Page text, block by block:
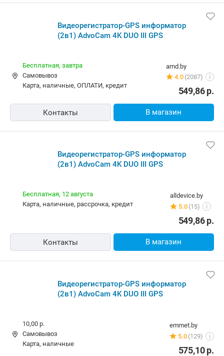
Видеорегистратор-GPS информатор
(2в1) AdvoCam 4K DUO III GPS
amd.by
4.0 (2087) i
Бесплатная, завтра
Самовывоз
карта, наличные, ОПЛАТИ, кредит
549,86р.
Контакты В магазин
Видеорегистратор-GPS информатор
(2в1) AdvoCam 4K DUO III GPS
alldevice.by
5.0 (15) i
Бесплатная, 12 августа
карта, наличные, рассрочка, кредит
549,86р.
Контакты В магазин
Видеорегистратор-GPS информатор
(2в1) AdvoCam 4K DUO III GPS
emmet.by
5.0 (129) i
10,00 р.
Самовывоз
карта, наличные
575,10р.